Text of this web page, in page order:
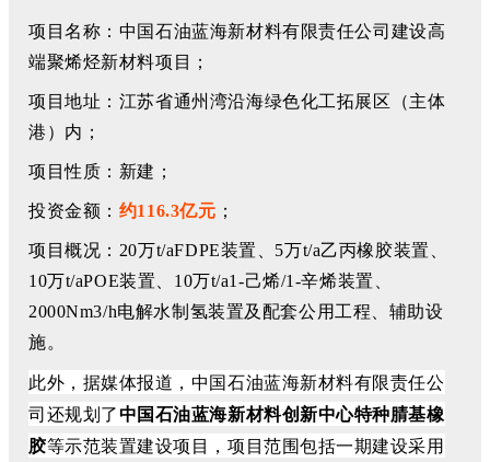
项目名称：中国石油蓝海新材料有限责任公司建设高
端聚烯烃新材料项目；
项目地址：江苏省通州湾沿海绿色化工拓展区（主体
港）内；
项目性质：新建；
投资金额： 约116.3亿元 ；
项目概况：20万t/aFDPE装置、5万t/a乙丙橡胶装置、
10万t/aPOE装置、10万t/a1-己烯/1-辛烯装置、
2000Nm3/h电解水制氢装置及配套公用工程、辅助设
施。
此外，据媒体报道，中国石油蓝海新材料有限责任公
司还规划了中国石油蓝海新材料创新中心特种腈基橡
胶等示范装置建设项目，项目范围包括一期建设采用